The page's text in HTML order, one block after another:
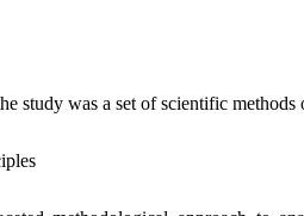
study was a set of scientific